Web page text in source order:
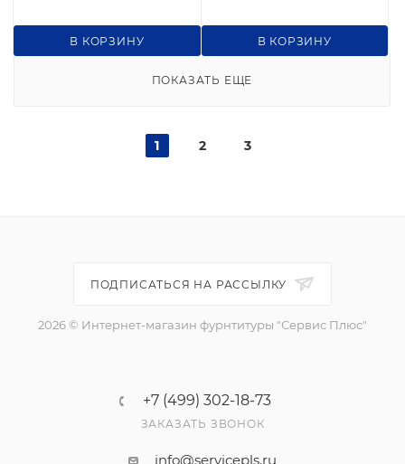
В КОРЗИНУ В КОРЗИНУ
ПОКАЗАТЬ ЕЩЕ
1 2 3
ПОДПИСАТЬСЯ НА РАССЫЛКУ
2026 © Интернет-магазин фурнтитуры "Сервис Плюс"
+7 (499) 302-18-73
ЗАКАЗАТЬ ЗВОНОК
info@servicepls.ru